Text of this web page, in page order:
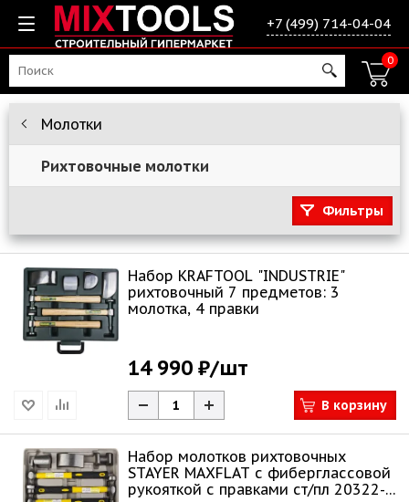
+7 (499) 714-04-04
0
Молотки
Рихтовочные молотки
Фильтры
Набор KRAFTOOL "INDUSTRIE"
рихтовочный 7 предметов: 3
молотка, 4 правки
14 990 ₽/шт
В корзину
Набор молотков рихтовочных
STAYER MAXFLAT с фиберглассовой
рукояткой с правками ст/пл 20322-